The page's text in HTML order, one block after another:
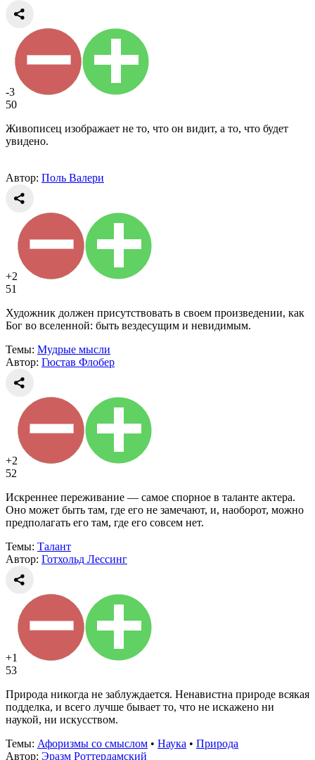
-3
50
Живописец изображает не то, что он видит, а то, что будет
увидено.
Автор: Поль Валери
+2
51
Художник должен присутствовать в своем произведении, как
Бог во вселенной: быть вездесущим и невидимым.
Темы: Мудрые мысли
Автор: Гюстав Флобер
+2
52
Искреннее переживание — самое спорное в таланте актера.
Оно может быть там, где его не замечают, и, наоборот, можно
предполагать его там, где его совсем нет.
Темы: Талант
Автор: Готхольд Лессинг
+1
53
Природа никогда не заблуждается. Ненавистна природе всякая
подделка, и всего лучше бывает то, что не искажено ни
наукой, ни искусством.
Темы: Афоризмы со смыслом • Наука • Природа
Автор: Эразм Роттердамский